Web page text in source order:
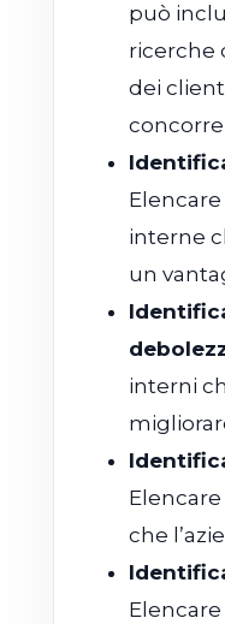
può
ricerche
dei
interne
un
interni
che